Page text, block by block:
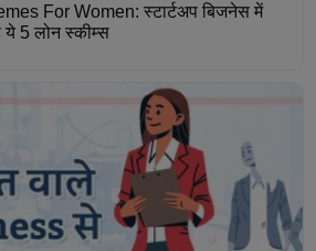
For Women: स्टार्टअप बिजनेस में
ये 5 लोन स्कीम्स